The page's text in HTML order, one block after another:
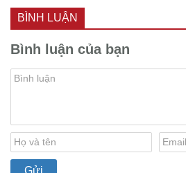
BÌNH LUẬN
Bình luận của bạn